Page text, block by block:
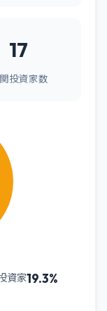
17
投資家数
資家19.3%